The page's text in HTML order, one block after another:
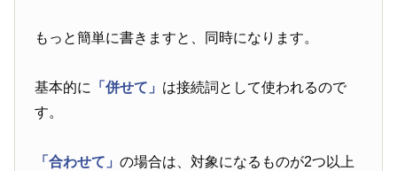
もっと簡単に書きますと、同時になります。
基本的に 「併せて」 は接続詞として使われるので
す。
「合わせて」の場合は、対象になるものが2つ以上